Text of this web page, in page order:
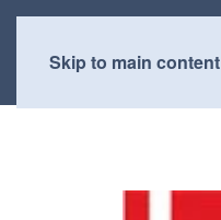
Skip to main content